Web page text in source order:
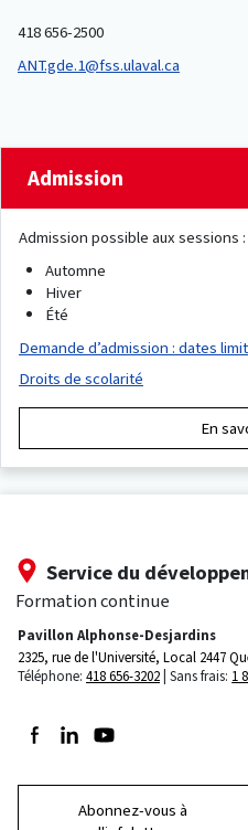
418 656-2500
ANT.gde.1@fss.ulaval.ca
Admission
Admission possible aux sessions :
Automne
Hiver
Été
Demande d’admission : dates
Droits de scolarité
En
Service du
Formation continue
Pavillon Alphonse-Desjardins
2325, rue de l'Université, Local 2447
Téléphone: 418 656-3202 Sans frais: 1
Suivez-nous sur Facebook
Suivez-nous sur LinkedIn
Suivez-nous sur Youtube
Abonnez-vous à